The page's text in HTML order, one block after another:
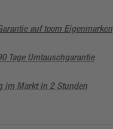
auf toom Eigenmarken
Tage Umtauschgarantie
im Markt in 2 Stunden